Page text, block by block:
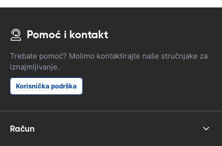
Pomoć i kontakt
Trebate pomoć? Molimo kontaktirajte naše stručnjake za
iznajmljivanje.
Korisnička podrška
Račun